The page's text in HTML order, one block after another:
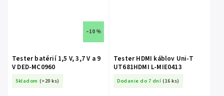
–10 %
Tester batérií 1,5 V, 3,7 V a 9
V DED-MC0960
Skladom (>20 ks)
Tester HDMI káblov Uni-T
UT681HDMI L-MIE0413
Dodanie do 7 dní (16 ks)